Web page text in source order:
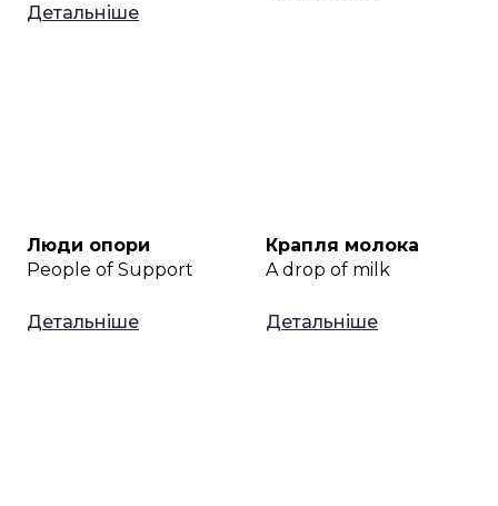
Детальніше
Люди опори
People of Support
Детальніше
Крапля молока
A drop of milk
Детальніше